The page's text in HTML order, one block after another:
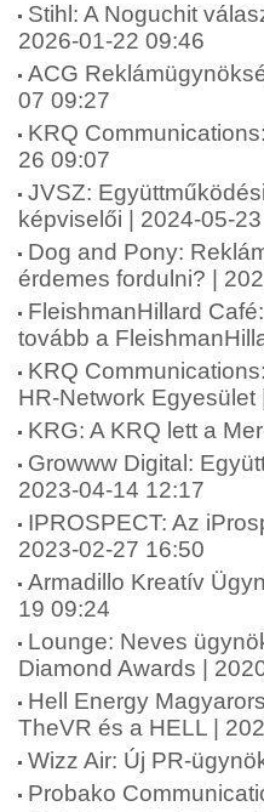
Stihl: A Noguchit
2026-01-22 09:46
ACG
07 09:27
KRQ
26 09:07
JVSZ:
képviselői | 2024-05-
Dog and Pony:
érdemes fordulni? |
FleishmanHillard
tovább a
KRQ
HR-Network
KRG: A KRQ lett a
Growww Digital:
2023-04-14 12:17
IPROSPECT: Az
2023-02-27 16:50
Armadillo Kreatív
19 09:24
Lounge: Neves
Diamond Awards |
Hell Energy
TheVR és a HELL |
Wizz Air: Új PR-
Probako